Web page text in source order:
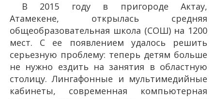
В 2015 году в пригороде Актау,
Атамекене, открылась средняя
общеобразовательная школа (СОШ) на 1200
мест. С ее появлением удалось решить
серьезную проблему: теперь детям больше
не нужно ездить на занятия в областную
столицу. Лингафонные и мультимедийные
кабинеты, современная компьютерная